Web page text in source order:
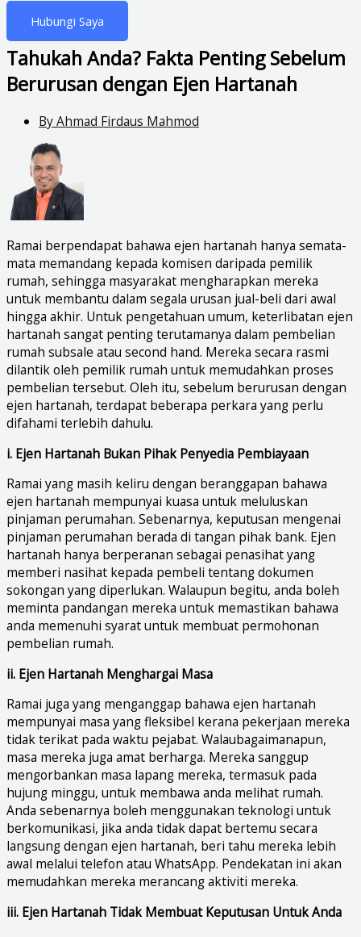
Hubungi Saya
Tahukah Anda? Fakta Penting Sebelum
Berurusan dengan Ejen Hartanah
ByAhmad Firdaus Mahmod
Ramai berpendapat bahawa ejen hartanah hanya semata-
mata memandang kepada komisen daripada pemilik
rumah, sehingga masyarakat mengharapkan mereka
untuk membantu dalam segala urusan jual-beli dari awal
hingga akhir. Untuk pengetahuan umum, keterlibatan ejen
hartanah sangat penting terutamanya dalam pembelian
rumah subsale atau second hand. Mereka secara rasmi
dilantik oleh pemilik rumah untuk memudahkan proses
pembelian tersebut. Oleh itu, sebelum berurusan dengan
ejen hartanah, terdapat beberapa perkara yang perlu
difahami terlebih dahulu.
i. Ejen Hartanah Bukan Pihak Penyedia Pembiayaan
Ramai yang masih keliru dengan beranggapan bahawa
ejen hartanah mempunyai kuasa untuk meluluskan
pinjaman perumahan. Sebenarnya, keputusan mengenai
pinjaman perumahan berada di tangan pihak bank. Ejen
hartanah hanya berperanan sebagai penasihat yang
memberi nasihat kepada pembeli tentang dokumen
sokongan yang diperlukan. Walaupun begitu, anda boleh
meminta pandangan mereka untuk memastikan bahawa
anda memenuhi syarat untuk membuat permohonan
pembelian rumah.
ii. Ejen Hartanah Menghargai Masa
Ramai juga yang menganggap bahawa ejen hartanah
mempunyai masa yang fleksibel kerana pekerjaan mereka
tidak terikat pada waktu pejabat. Walaubagaimanapun,
masa mereka juga amat berharga. Mereka sanggup
mengorbankan masa lapang mereka, termasuk pada
hujung minggu, untuk membawa anda melihat rumah.
Anda sebenarnya boleh menggunakan teknologi untuk
berkomunikasi, jika anda tidak dapat bertemu secara
langsung dengan ejen hartanah, beri tahu mereka lebih
awal melalui telefon atau WhatsApp. Pendekatan ini akan
memudahkan mereka merancang aktiviti mereka.
iii. Ejen Hartanah Tidak Membuat Keputusan Untuk Anda